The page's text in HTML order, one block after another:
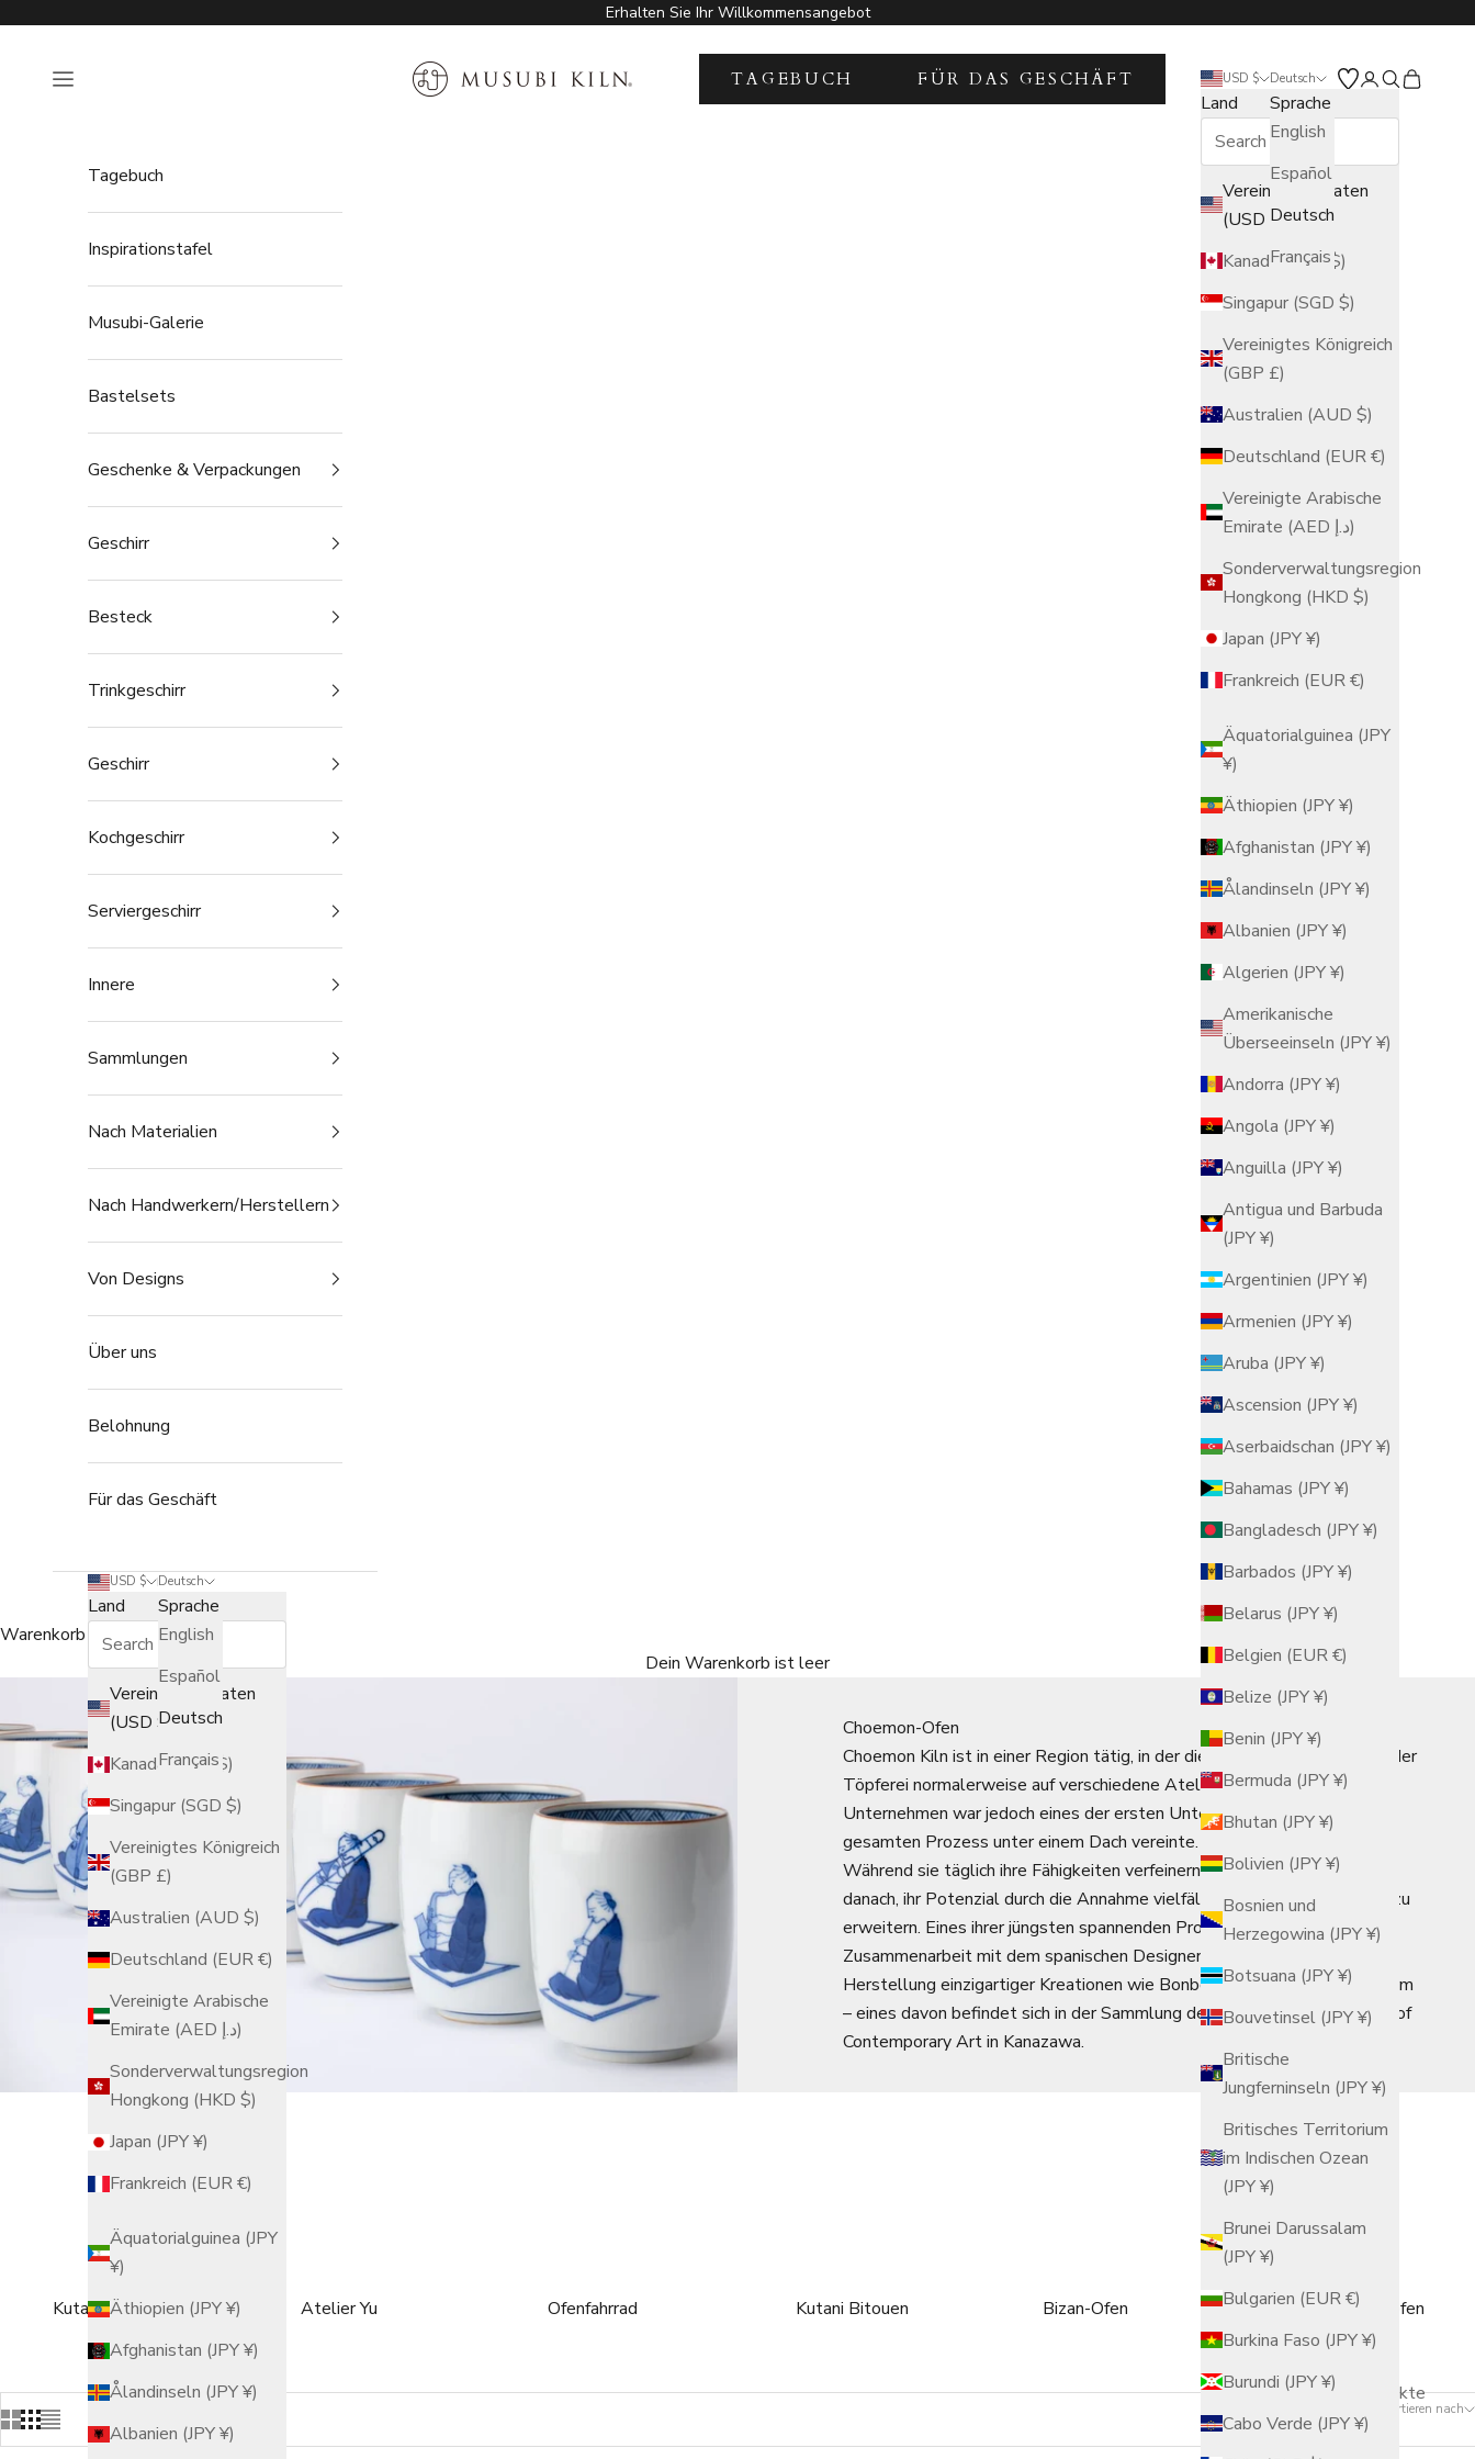
Erhalten Sie Ihr Willkommensangebot
MUSUBI KILN
Navigationsmenü öffnen USD $
Land
Vereinigte Staaten
(USD $)
Kanada (CAD $)
Singapur (SGD $)
Vereinigtes Königreich
(GBP £)
Australien (AUD $)
Deutschland (EUR €)
Vereinigte Arabische
Emirate (AED د.إ)
Sonderverwaltungsregion
Hongkong (HKD $)
Japan (JPY ¥)
Frankreich (EUR €)
Äquatorialguinea (JPY
¥)
Äthiopien (JPY ¥)
Afghanistan (JPY ¥)
Ålandinseln (JPY ¥)
Albanien (JPY ¥)
Algerien (JPY ¥)
Amerikanische
Überseeinseln (JPY ¥)
Andorra (JPY ¥)
Angola (JPY ¥)
Anguilla (JPY ¥)
Antigua und Barbuda
(JPY ¥)
Argentinien (JPY ¥)
Armenien (JPY ¥)
Aruba (JPY ¥)
Ascension (JPY ¥)
Aserbaidschan (JPY ¥)
Bahamas (JPY ¥)
Bangladesch (JPY ¥)
Barbados (JPY ¥)
Belarus (JPY ¥)
Belgien (EUR €)
Belize (JPY ¥)
Benin (JPY ¥)
Bermuda (JPY ¥)
Bhutan (JPY ¥)
Bolivien (JPY ¥)
Bosnien und
Herzegowina (JPY ¥)
Botsuana (JPY ¥)
Bouvetinsel (JPY ¥)
Britische
Jungferninseln (JPY ¥)
Britisches Territorium
im Indischen Ozean
(JPY ¥)
Brunei Darussalam
(JPY ¥)
Bulgarien (EUR €)
Burkina Faso (JPY ¥)
Burundi (JPY ¥)
Cabo Verde (JPY ¥)
Deutsch
Sprache
English
Español
Deutsch
Français
Suche
TAGEBUCH FÜR DAS GESCHÄFT
Tagebuch
Inspirationstafel
Musubi-Galerie
Bastelsets
Geschenke & Verpackungen
Geschirr
Besteck
Trinkgeschirr
Geschirr
Kochgeschirr
Serviergeschirr
Innere
Sammlungen
Nach Materialien
Nach Handwerkern/Herstellern
Von Designs
Über uns
Belohnung
Für das Geschäft
USD $
Land
Vereinigte Staaten
(USD $)
Kanada (CAD $)
Singapur (SGD $)
Vereinigtes Königreich
(GBP £)
Australien (AUD $)
Deutschland (EUR €)
Vereinigte Arabische
Emirate (AED د.إ)
Sonderverwaltungsregion
Hongkong (HKD $)
Japan (JPY ¥)
Frankreich (EUR €)
Äquatorialguinea (JPY
¥)
Äthiopien (JPY ¥)
Afghanistan (JPY ¥)
Ålandinseln (JPY ¥)
Albanien (JPY ¥)
Deutsch
Sprache
English
Español
Deutsch
Français
Warenkorb
Dein Warenkorb ist leer
Choemon-Ofen
Choemon Kiln ist in einer Region tätig, in der die verschiedenen Schritte der
Töpferei normalerweise auf verschiedene Ateliers aufgeteilt sind. Das
Unternehmen war jedoch eines der ersten Unternehmen, das den
gesamten Prozess unter einem Dach vereinte.
Während sie täglich ihre Fähigkeiten verfeinern, streben sie gleichzeitig
danach, ihr Potenzial durch die Annahme vielfältiger Herausforderungen zu
erweitern. Eines ihrer jüngsten spannenden Projekte ist die
Zusammenarbeit mit dem spanischen Designer Jaime Hayon bei der
Herstellung einzigartiger Kreationen wie Bonbongläsern in Totenkopfform
– eines davon befindet sich in der Sammlung des 21st Century Museum of
Contemporary Art in Kanazawa.
Kutani Ware Atelier Yu Ofenfahrrad Kutani Bitouen Bizan-Ofen Choho-Brennofen
Sortieren nach
22 Produkte